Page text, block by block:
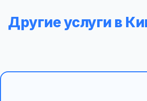
Другие услуги в